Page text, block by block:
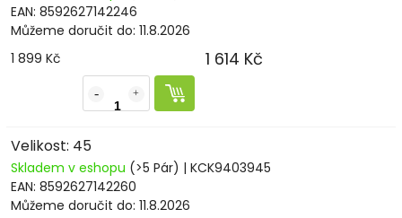
EAN: 8592627142246
Můžeme doručit do: 11.8.2026
1 899 Kč
1 614 Kč
Velikost: 45
Skladem v eshopu (>5 Pár) | KCK9403945
EAN: 8592627142260
Můžeme doručit do: 11.8.2026